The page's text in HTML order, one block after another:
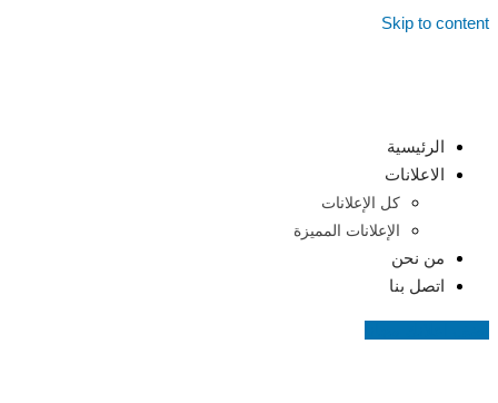
Skip to content
الرئيسية
الاعلانات
كل الإعلانات
الإعلانات المميزة
من نحن
اتصل بنا